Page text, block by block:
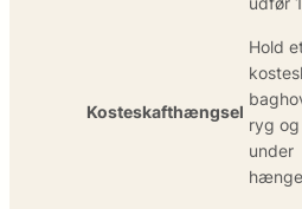
Kosteskafthængsel
Hold
ryg
under